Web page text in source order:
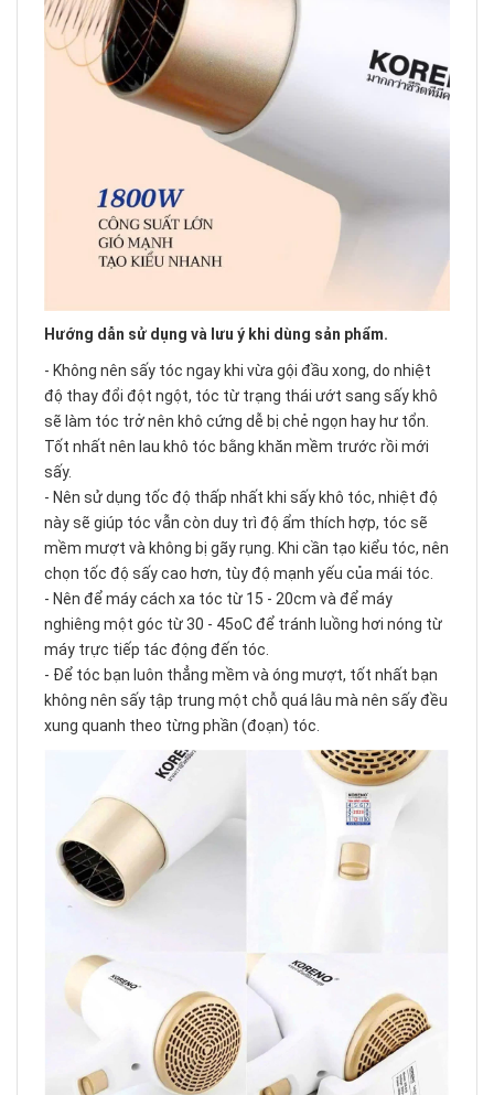
Hướng dẫn sử dụng và lưu ý khi dùng sản phẩm.
- Không nên sấy tóc ngay khi vừa gội đầu xong, do nhiệt
độ thay đổi đột ngột, tóc từ trạng thái ướt sang sấy khô
sẽ làm tóc trở nên khô cứng dễ bị chẻ ngọn hay hư tổn.
Tốt nhất nên lau khô tóc bằng khăn mềm trước rồi mới
sấy.
- Nên sử dụng tốc độ thấp nhất khi sấy khô tóc, nhiệt độ
này sẽ giúp tóc vẫn còn duy trì độ ẩm thích hợp, tóc sẽ
mềm mượt và không bị gãy rụng. Khi cần tạo kiểu tóc, nên
chọn tốc độ sấy cao hơn, tùy độ mạnh yếu của mái tóc.
- Nên để máy cách xa tóc từ 15 - 20cm và để máy
nghiêng một góc từ 30 - 45oC để tránh luồng hơi nóng từ
máy trực tiếp tác động đến tóc.
- Để tóc bạn luôn thẳng mềm và óng mượt, tốt nhất bạn
không nên sấy tập trung một chỗ quá lâu mà nên sấy đều
xung quanh theo từng phần (đoạn) tóc.